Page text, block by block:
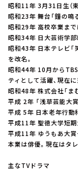
昭和11年 3月31日生（
昭和23年 舞台「鐘の鳴
昭和29年 高校卒業まで
昭和34年 日大芸術学
昭和43年 日本テレビ「
を改名。
昭和44年 10月からTBS
ティとして活躍、現在に
昭和48年 株式会社「ま
平成 2年 「浅草芸能大
平成 5年 日本老年行動
平成11年 聖徳大学短期
平成11年 ゆうもあ大
本業は俳優。現在はタ
主なTVドラマ